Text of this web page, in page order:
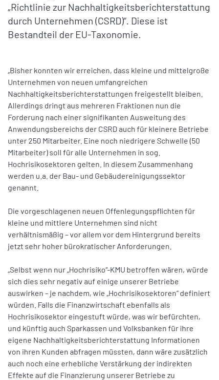
„Richtlinie zur Nachhaltigkeitsberichterstattung
durch Unternehmen (CSRD)“. Diese ist
Bestandteil der EU-Taxonomie.
„Bisher konnten wir erreichen, dass kleine und mittelgroße
Unternehmen von neuen umfangreichen
Nachhaltigkeitsberichterstattungen freigestellt bleiben.
Allerdings dringt aus mehreren Fraktionen nun die
Forderung nach einer signifikanten Ausweitung des
Anwendungsbereichs der CSRD auch für kleinere Betriebe
unter 250 Mitarbeiter. Eine noch niedrigere Schwelle (50
Mitarbeiter) soll für alle Unternehmen in sog.
Hochrisikosektoren gelten. In diesem Zusammenhang
werden u.a. der Bau- und Gebäudereinigungssektor
genannt.
Die vorgeschlagenen neuen Offenlegungspflichten für
kleine und mittlere Unternehmen sind nicht
verhältnismäßig – vor allem vor dem Hintergrund bereits
jetzt sehr hoher bürokratischer Anforderungen.
„Selbst wenn nur „Hochrisiko“-KMU betroffen wären, würde
sich dies sehr negativ auf einige unserer Betriebe
auswirken – je nachdem, wie „Hochrisikosektoren“ definiert
würden. Falls die Finanzwirtschaft ebenfalls als
Hochrisikosektor eingestuft würde, was wir befürchten,
und künftig auch Sparkassen und Volksbanken für ihre
eigene Nachhaltigkeitsberichterstattung Informationen
von ihren Kunden abfragen müssten, dann wäre zusätzlich
auch noch eine erhebliche Verstärkung der indirekten
Effekte auf die Finanzierung unserer Betriebe zu